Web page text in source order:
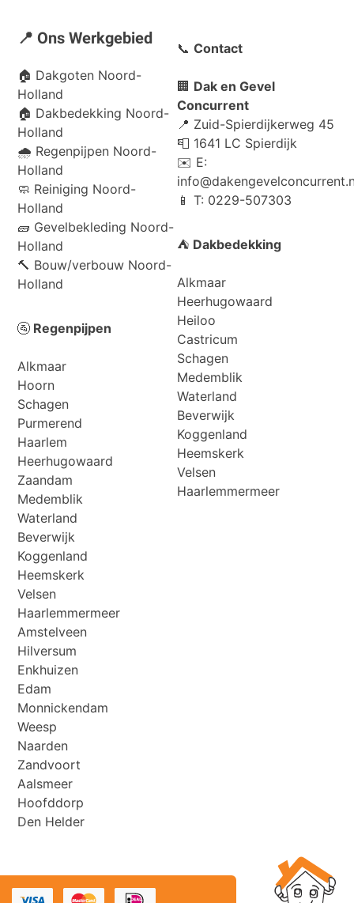
📍 Ons Werkgebied
🏠 Dakgoten Noord-
Holland
🏠 Dakbedekking Noord-
Holland
🌧️ Regenpijpen Noord-
Holland
🧼 Reiniging Noord-
Holland
🧱 Gevelbekleding Noord-
Holland
🔨 Bouw/verbouw Noord-
Holland
🚰 Regenpijpen
Alkmaar
Hoorn
Schagen
Purmerend
Haarlem
Heerhugowaard
Zaandam
Medemblik
Waterland
Beverwijk
Koggenland
Heemskerk
Velsen
Haarlemmermeer
Amstelveen
Hilversum
Enkhuizen
Edam
Monnickendam
Weesp
Naarden
Zandvoort
Aalsmeer
Hoofddorp
Den Helder
📞 Contact
🏢 Dak en Gevel
Concurrent
📍 Zuid-Spierdijkerweg 45
📮 1641 LC Spierdijk
✉️ E:
📱 T: 0229-507303
⛺ Dakbedekking
Alkmaar
Heerhugowaard
Heiloo
Castricum
Schagen
Medemblik
Waterland
Beverwijk
Koggenland
Heemskerk
Velsen
Haarlemmermeer